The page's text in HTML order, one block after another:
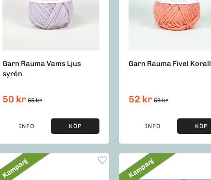
Garn Rauma Vams Ljus
syrén
50 kr 55 kr
INFO KÖP
Garn Rauma Fivel Korall
52 kr 58 kr
INFO KÖP
Kampanj Kampanj